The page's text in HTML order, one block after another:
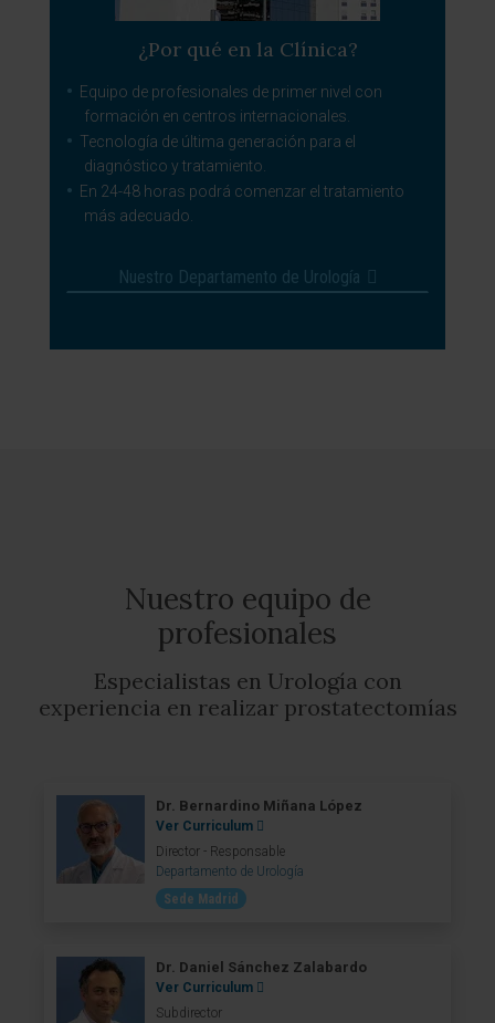
¿Por qué en la Clínica?
Equipo de profesionales de primer nivel con
formación en centros internacionales.
Tecnología de última generación para el
diagnóstico y tratamiento.
En 24-48 horas podrá comenzar el tratamiento
más adecuado.
Nuestro Departamento de Urología
Nuestro equipo de
profesionales
Especialistas en Urología con
experiencia en realizar prostatectomías
Dr. Bernardino Miñana López
Ver Curriculum
Director - Responsable
Departamento de Urología
Sede Madrid
Dr. Daniel Sánchez Zalabardo
Ver Curriculum
Subdirector